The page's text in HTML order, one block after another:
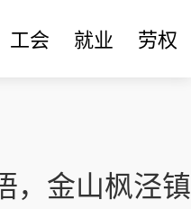
工会 就业 劳权
，金山枫泾